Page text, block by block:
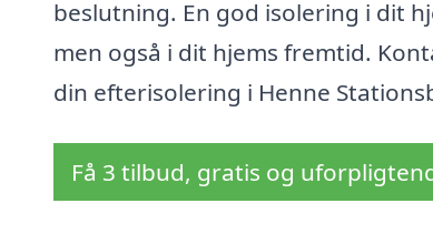
beslutning. En god isolering i dit
men også i dit hjems fremtid.
din efterisolering i Henne
Få 3 tilbud, gratis og